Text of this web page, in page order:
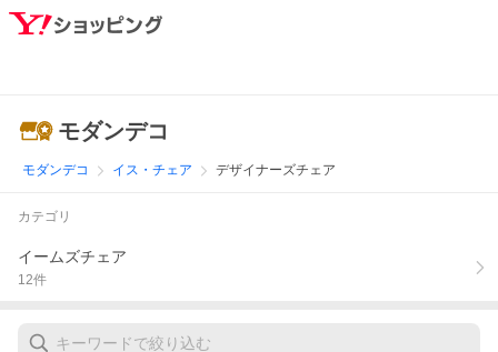
モダンデコ
モダンデコ イス・チェア デザイナーズチェア
カテゴリ
イームズチェア
12件